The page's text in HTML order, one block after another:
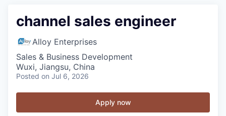
channel sales engineer
Alloy Enterprises
Sales & Business Development
Wuxi, Jiangsu, China
Posted on Jul 6, 2026
Apply now